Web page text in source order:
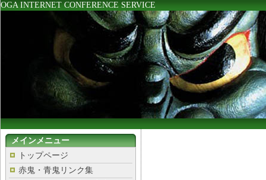
OGA INTERNET CONFERENCE SERVICE
メインメニュー
トップページ
赤鬼・青鬼リンク集